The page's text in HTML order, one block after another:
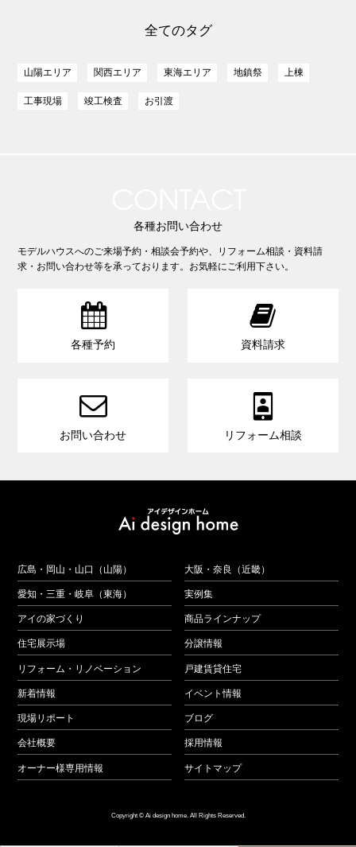
全てのタグ
山陽エリア 関西エリア 東海エリア 地鎮祭 上棟
工事現場 竣工検査 お引渡
各種お問い合わせ
モデルハウスへのご来場予約・相談会予約や、リフォーム相談・資料請
求・お問い合わせ等を承っております。お気軽にご利用下さい。

各種予約

資料請求

お問い合わせ

リフォーム相談
広島・岡山・山口（山陽） 大阪・奈良（近畿）
愛知・三重・岐阜（東海） 実例集
アイの家づくり 商品ラインナップ
住宅展示場 分譲情報
リフォーム・リノベーション 戸建賃貸住宅
新着情報 イベント情報
現場リポート ブログ
会社概要 採用情報
オーナー様専用情報 サイトマップ
Copyright © Ai design home. All Rights Reserved.